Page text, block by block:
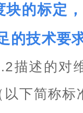
块的标定
的技术要
描述的对
以下简称标